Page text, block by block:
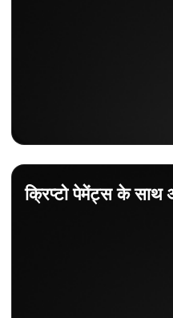
क्रिप्टो पेमेंट्स के साथ